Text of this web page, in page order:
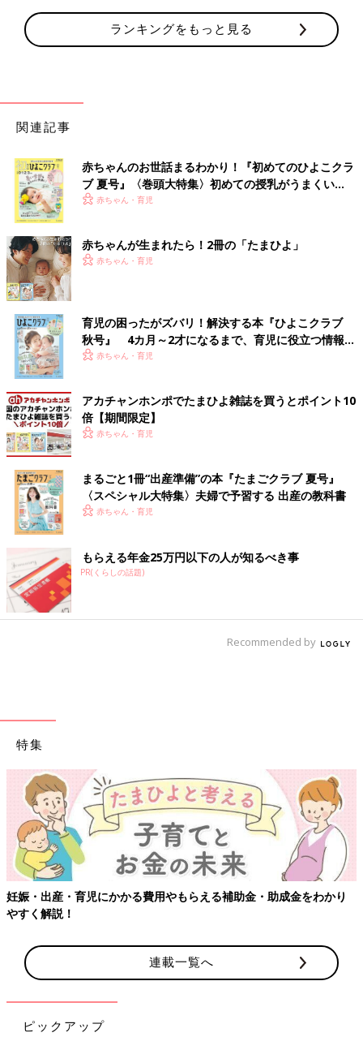
ランキングをもっと見る
関連記事
赤ちゃんのお世話まるわかり！『初めてのひよこクラ
ブ 夏号』〈巻頭大特集〉初めての授乳がうまくい
く！ おっぱい・ミルクの基本と夏のトラブル 解決テ
赤ちゃん・育児
赤ちゃんが生まれたら！2冊の「たまひよ」
赤ちゃん・育児
育児の困ったがズバリ！解決する本『ひよこクラブ
秋号』 4カ月～2才になるまで、育児に役立つ情報が
いっぱい！
赤ちゃん・育児
アカチャンホンポでたまひよ雑誌を買うとポイント10
倍【期間限定】
赤ちゃん・育児
まるごと1冊“出産準備”の本『たまごクラブ 夏号』
〈スペシャル大特集〉夫婦で予習する 出産の教科書
赤ちゃん・育児
もらえる年金25万円以下の人が知るべき事
PR(くらしの話題)
Recommended by
特集
妊娠・出産・育児にかかる費用やもらえる補助金・助成金をわかり
やすく解説！
連載一覧へ
ピックアップ